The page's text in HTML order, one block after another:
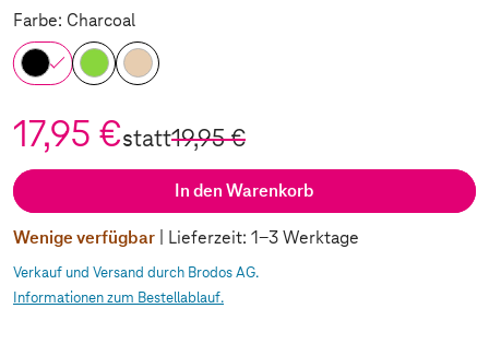
Farbe: Charcoal
17,95 €statt19,95 €
In den Warenkorb
Wenige verfügbar | Lieferzeit: 1-3 Werktage
Verkauf und Versand durch Brodos AG.
Informationen zum Bestellablauf.